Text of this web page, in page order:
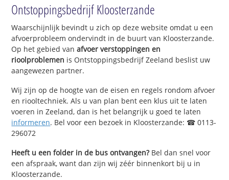
Ontstoppingsbedrijf Kloosterzande
Waarschijnlijk bevindt u zich op deze website omdat u een
afvoerprobleem ondervindt in de buurt van Kloosterzande.
Op het gebied vanafvoer verstoppingen en
rioolproblemen is Ontstoppingsbedrijf Zeeland beslist uw
aangewezen partner.
Wij zijn op de hoogte van de eisen en regels rondom afvoer
en riooltechniek. Als u van plan bent een klus uit te laten
voeren in Zeeland, dan is het belangrijk u goed te laten
informeren. Bel voor een bezoek in Kloosterzande: ☎ 0113-
296072
Heeft u een folder in de bus ontvangen?Bel dan snel voor
een afspraak, want dan zijn wij zéér binnenkort bij u in
Kloosterzande.